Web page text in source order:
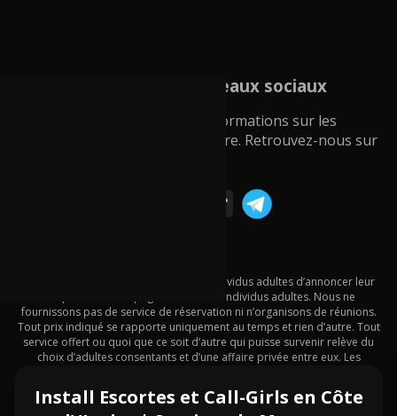
Consultez nos réseaux sociaux
Contactez-nous pour plus d’informations sur les
services d’escorte en Côte d’Ivoire. Retrouvez-nous sur
Ce site Web permet uniquement aux individus adultes d’annoncer leur
temps et leur compagnie à d’autres individus adultes. Nous ne
fournissons pas de service de réservation ni n’organisons de réunions.
Tout prix indiqué se rapporte uniquement au temps et rien d’autre. Tout
service offert ou quoi que ce soit d’autre qui puisse survenir relève du
choix d’adultes consentants et d’une affaire privée entre eux. Les
votre responsabilité de vous conformer aux lois locales.
Install Escortes et Call-Girls en Côte